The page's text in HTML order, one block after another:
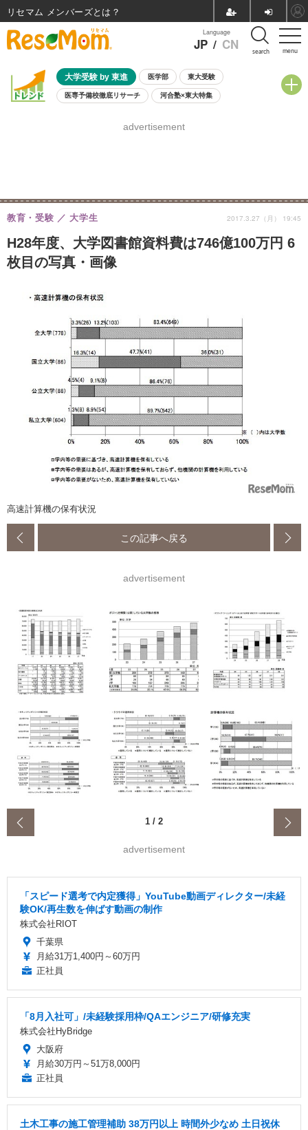
menu
Language
JP / CN search
大学受験 by 東進 医学部 東大受験
医専予備校徹底リサーチ 河合塾×東大特集
8月開催学校説明会・相談会
advertisement
H28年度、大学図書館資料費は746億100万円 6
枚目の写真・画像
教育・受験 大学生 2017.3.27（月） 19:45
高速計算機の保有状況
この記事へ戻る
advertisement
1 / 2
advertisement
「スピード選考で内定獲得」YouTube動画ディレクター/未経
験OK/再生数を伸ばす動画の制作
株式会社RIOT
千葉県
月給31万1,400円～60万円
正社員
「8月入社可」/未経験採用枠/QAエンジニア/研修充実
株式会社HyBridge
大阪府
月給30万円～51万8,000円
正社員
土木工事の施工管理補助 38万円以上 時間外少なめ 土日祝休
リセマム メンバーズ